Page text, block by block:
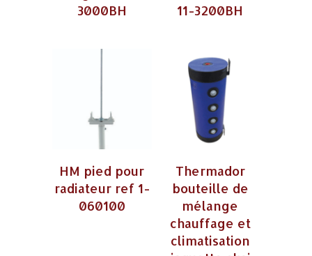
3000BH
11-3200BH
HM pied pour
radiateur ref 1-
060100
Thermador
bouteille de
mélange
chauffage et
climatisation